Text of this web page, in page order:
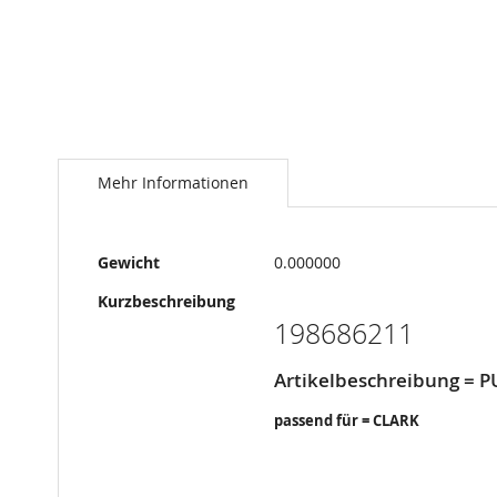
zum
AnfangMehr Informationen
Mehr
Informationen
Gewicht
0.000000
Kurzbeschreibung
198686211
Artikelbeschreibung =
passend für = CLARK